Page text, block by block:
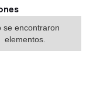
se encontraron
elementos.